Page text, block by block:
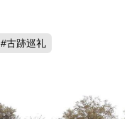
#古跡巡礼